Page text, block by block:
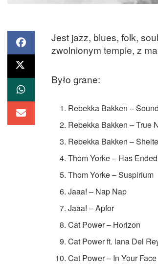
Jest jazz, blues, folk,
zwolnionym tempie, z
Było grane:
Rebekka Bakken –
Rebekka Bakken – True
Rebekka Bakken –
Thom Yorke – Has Ended
Thom Yorke – Suspirium
Jaaa! – Nap Nap
Jaaa! – Apfor
Cat Power – Horizon
Cat Power ft. lana Del
Cat Power – In Your Face